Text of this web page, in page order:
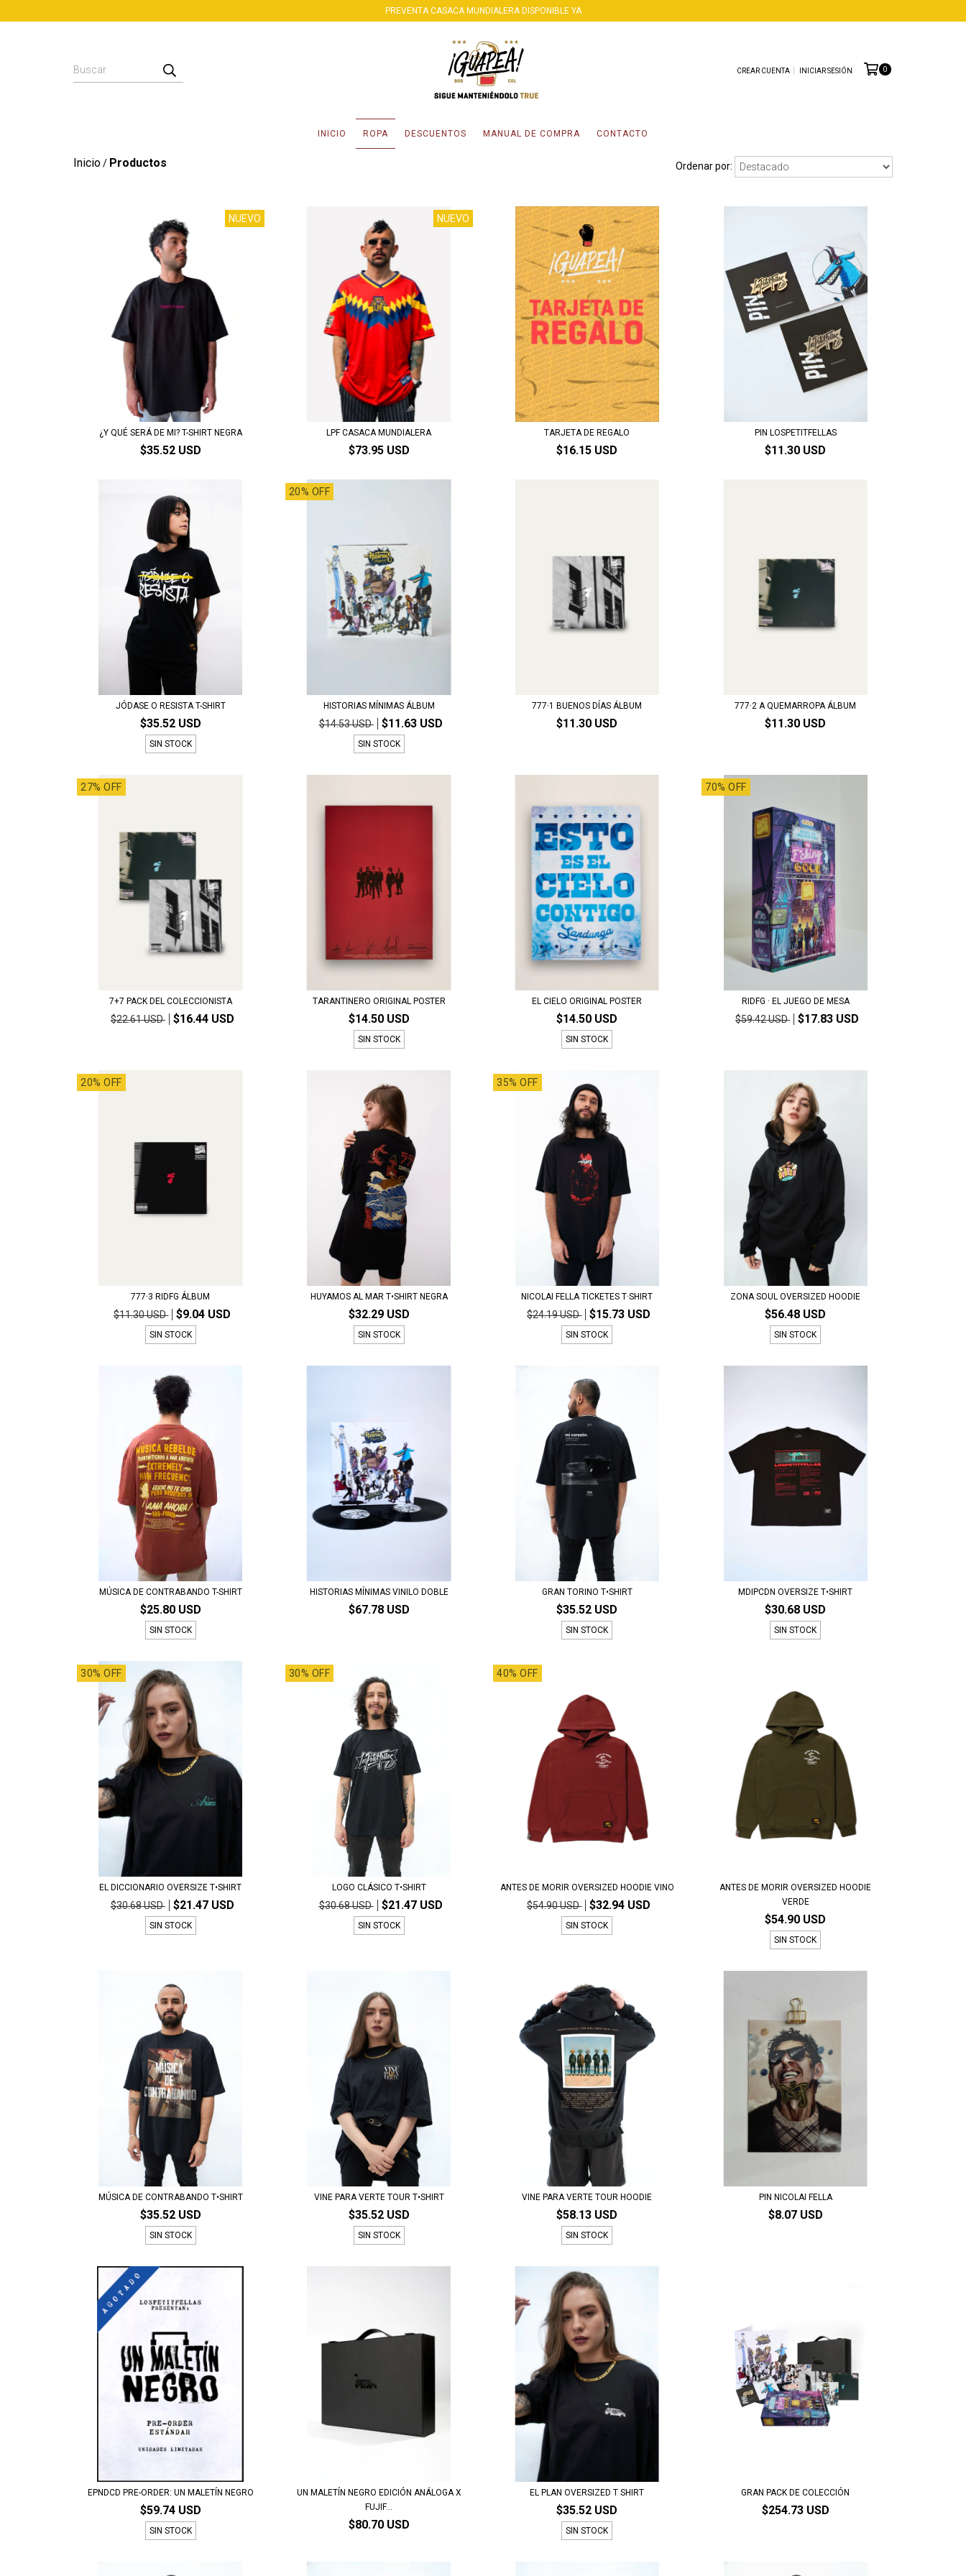
PREVENTA CASACA MUNDIALERA DISPONIBLE YA
CREAR CUENTA INICIAR SESIÓN 0
INICIO ROPA DESCUENTOS MANUAL DE COMPRA CONTACTO
Inicio/ Productos Ordenar por:
NUEVO
¿Y QUÉ SERÁ DE MI? T-SHIRT NEGRA
$35.52 USD
NUEVO
LPF CASACA MUNDIALERA
$73.95 USD
TARJETA DE REGALO
$16.15 USD
PIN LOSPETITFELLAS
$11.30 USD
JÓDASE O RESISTA T-SHIRT
$35.52 USD
SIN STOCK
20% OFF
HISTORIAS MÍNIMAS ÁLBUM
$14.53 USD $11.63 USD
SIN STOCK
777·1 BUENOS DÍAS ÁLBUM
$11.30 USD
777·2 A QUEMARROPA ÁLBUM
$11.30 USD
27% OFF
7+7 PACK DEL COLECCIONISTA
$22.61 USD $16.44 USD
TARANTINERO ORIGINAL POSTER
$14.50 USD
SIN STOCK
EL CIELO ORIGINAL POSTER
$14.50 USD
SIN STOCK
70% OFF
RIDFG · EL JUEGO DE MESA
$59.42 USD $17.83 USD
20% OFF
777·3 RIDFG ÁLBUM
$11.30 USD $9.04 USD
SIN STOCK
HUYAMOS AL MAR T•SHIRT NEGRA
$32.29 USD
SIN STOCK
35% OFF
NICOLAI FELLA TICKETES T·SHIRT
$24.19 USD $15.73 USD
SIN STOCK
ZONA SOUL OVERSIZED HOODIE
$56.48 USD
SIN STOCK
MÚSICA DE CONTRABANDO T-SHIRT
$25.80 USD
SIN STOCK
HISTORIAS MÍNIMAS VINILO DOBLE
$67.78 USD
GRAN TORINO T•SHIRT
$35.52 USD
SIN STOCK
MDIPCDN OVERSIZE T•SHIRT
$30.68 USD
SIN STOCK
30% OFF
EL DICCIONARIO OVERSIZE T•SHIRT
$30.68 USD $21.47 USD
SIN STOCK
30% OFF
LOGO CLÁSICO T•SHIRT
$30.68 USD $21.47 USD
SIN STOCK
40% OFF
ANTES DE MORIR OVERSIZED HOODIE VINO
$54.90 USD $32.94 USD
SIN STOCK
ANTES DE MORIR OVERSIZED HOODIE
VERDE
$54.90 USD
SIN STOCK
MÚSICA DE CONTRABANDO T•SHIRT
$35.52 USD
SIN STOCK
VINE PARA VERTE TOUR T•SHIRT
$35.52 USD
SIN STOCK
VINE PARA VERTE TOUR HOODIE
$58.13 USD
SIN STOCK
PIN NICOLAI FELLA
$8.07 USD
EPNDCD PRE-ORDER: UN MALETÍN NEGRO
$59.74 USD
SIN STOCK
UN MALETÍN NEGRO EDICIÓN ANÁLOGA X
FUJIF...
$80.70 USD
EL PLAN OVERSIZED T SHIRT
$35.52 USD
SIN STOCK
GRAN PACK DE COLECCIÓN
$254.73 USD